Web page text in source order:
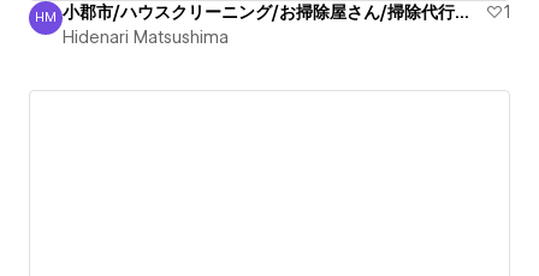
Hidenari Matsushima
HM 小郡市/ハウスクリーニング/お掃除屋さん/掃除代行業者信頼
1
Hidenari Matsushima